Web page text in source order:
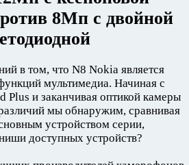
8Мп с двойной
в том, что N8 Nokia является
мультимедиа. Начиная с
и заканчивая оптикой камеры
мы обнаружим, сравнивая
устройством серии,
доступных устройств?